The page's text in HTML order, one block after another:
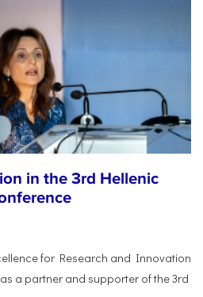
in the 3rd Hellenic
for Research and Innovation
a partner and supporter of the 3rd